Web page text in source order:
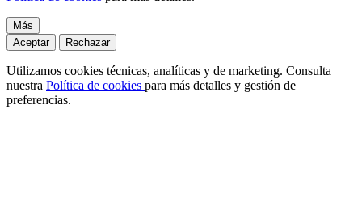
Más
Aceptar
Rechazar
Utilizamos cookies técnicas, analíticas y de marketing. Consulta
nuestra Política de cookies para más detalles y gestión de
preferencias.